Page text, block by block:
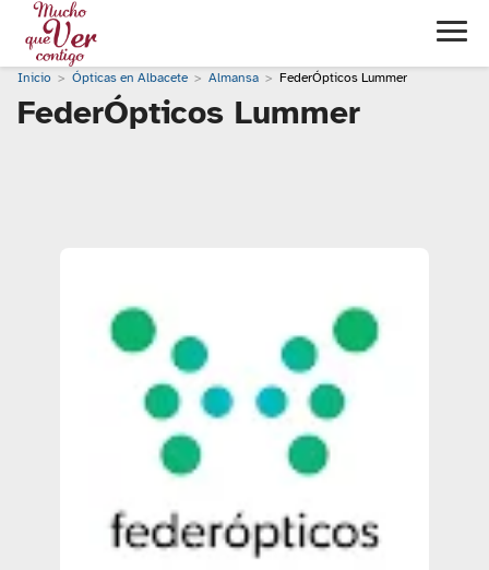
Inicio Ópticas en Albacete Almansa FederÓpticos Lummer
FederÓpticos Lummer